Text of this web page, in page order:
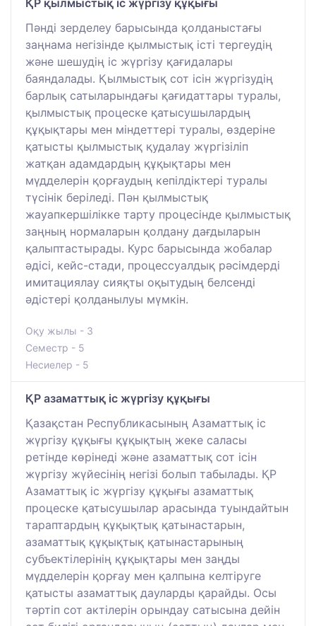
Пәнді зерделеу барысында қолданыстағы
заңнама негізінде қылмыстық істі тергеудің
және шешудің іс жүргізу қағидалары
баяндалады. Қылмыстық сот ісін жүргізудің
барлық сатыларындағы қағидаттары туралы,
қылмыстық процеске қатысушылардың
құқықтары мен міндеттері туралы, өздеріне
қатысты қылмыстық қудалау жүргізіліп
жатқан адамдардың құқықтары мен
мүдделерін қорғаудың кепілдіктері туралы
түсінік беріледі. Пән қылмыстық
жауапкершілікке тарту процесінде қылмыстық
заңның нормаларын қолдану дағдыларын
қалыптастырады. Курс барысында жобалар
әдісі, кейс-стади, процессуалдық рәсімдерді
имитациялау сияқты оқытудың белсенді
әдістері қолданылуы мүмкін.
Оқу жылы - 3
Семестр - 5
Несиелер - 5
ҚР азаматтық іс жүргізу құқығы
Қазақстан Республикасының Азаматтық іс
жүргізу құқығы құқықтың жеке саласы
ретінде көрінеді және азаматтық сот ісін
жүргізу жүйесінің негізі болып табылады. ҚР
Азаматтық іс жүргізу құқығы азаматтық
процеске қатысушылар арасында туындайтын
тараптардың құқықтық қатынастарын,
азаматтық құқықтық қатынастарының
субъектілерінің құқықтары мен заңды
мүдделерін қорғау мен қалпына келтіруге
қатысты азаматтық дауларды қарайды. Осы
тәртіп сот актілерін орындау сатысына дейін